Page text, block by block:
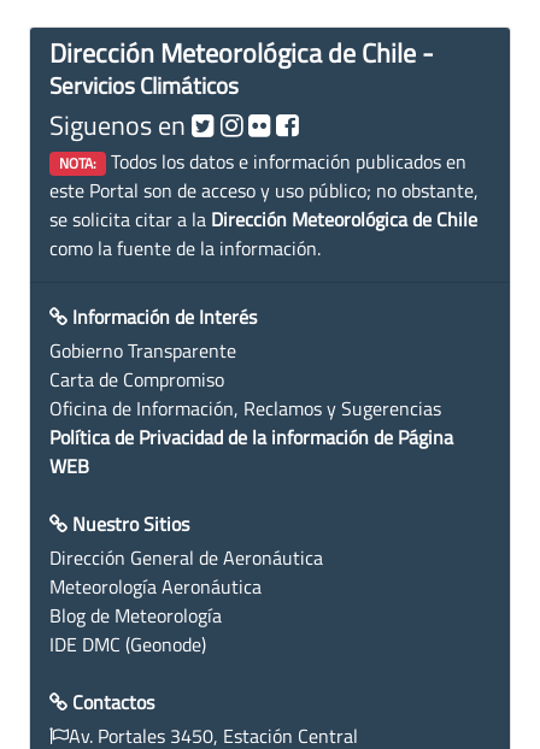
Dirección Meteorológica de Chile -
Servicios Climáticos
Siguenos en
NOTA: Todos los datos e información publicados en
este Portal son de acceso y uso público; no obstante,
se solicita citar a la Dirección Meteorológica de Chile
como la fuente de la información.
Información de Interés
Gobierno Transparente
Carta de Compromiso
Oficina de Información, Reclamos y Sugerencias
Política de Privacidad de la información de Página
WEB
Nuestro Sitios
Dirección General de Aeronáutica
Meteorología Aeronáutica
Blog de Meteorología
IDE DMC (Geonode)
Contactos
Av. Portales 3450, Estación Central